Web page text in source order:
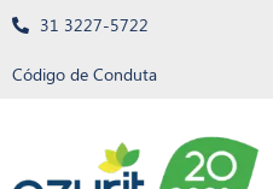
31 3227-5722
Código de Conduta